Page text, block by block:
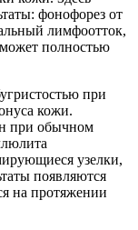
фонофорез от
лимфоотток,
полностью
при
кожи.
при обычном
узелки,
появляются
на протяжении